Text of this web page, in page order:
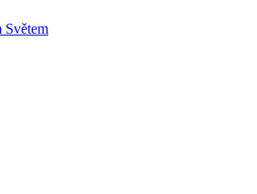
Světem